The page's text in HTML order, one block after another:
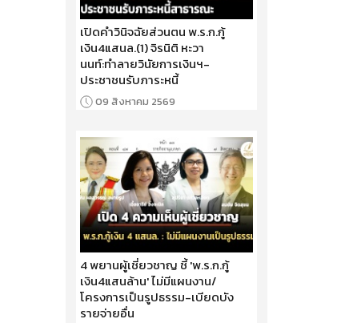
เปิดคำวินิจฉัยส่วนตน พ.ร.ก.กู้
เงิน4แสนล.(1) จิรนิติ หะวา
นนท์:ทำลายวินัยการเงินฯ-
ประชาชนรับภาระหนี้
09 สิงหาคม 2569
4 พยานผู้เชี่ยวชาญ ชี้ 'พ.ร.ก.กู้
เงิน4แสนล้าน' ไม่มีแผนงาน/
โครงการเป็นรูปธรรม-เบียดบัง
รายจ่ายอื่น